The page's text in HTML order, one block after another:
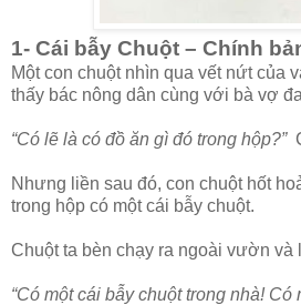
1- Cái bẫy Chuột – Chính
Một con chuột nhìn qua vết nứt của
thấy bác nông dân cùng với bà vợ
“Có lẽ là có đồ ăn gì đó trong hộp?”
Nhưng liền sau đó, con chuột hốt
trong hộp có một cái bẫy chuột.
Chuột ta bèn chạy ra ngoài vườn và
“Có một cái bẫy chuột trong nhà! Có